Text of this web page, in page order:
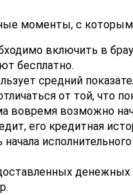
моменты, с
включить в
бесплатно.
средний
от той, что
вовремя возможно
его кредитная
денежных